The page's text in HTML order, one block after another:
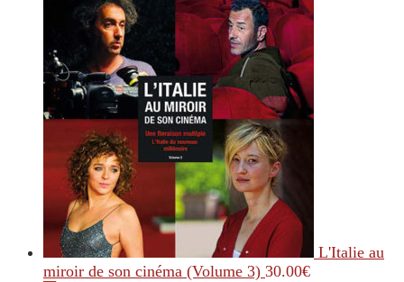
L'Italie au
miroir de son cinéma (Volume 3) 30.00€